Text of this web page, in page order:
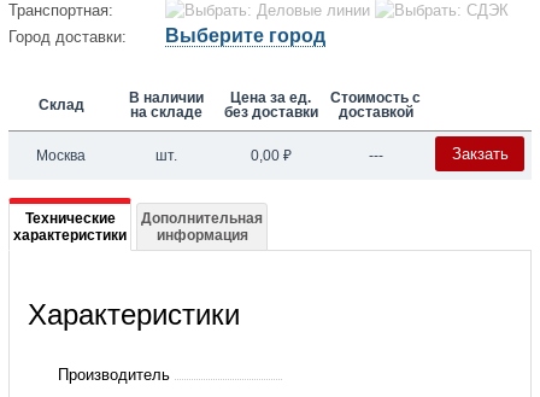
Транспортная:
Город доставки:
Выберите город
Склад
В наличии
на складе
Цена за ед.
без доставки
Стоимость с
доставкой
Москва шт. 0,00 ₽ --- Закзать
Подробная
информация
BFGEH
Технические
характеристики
Дополнительная
информация
Характеристики
Производитель